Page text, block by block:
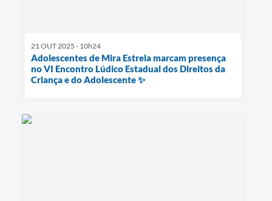
21 OUT 2025 - 10h24
Adolescentes de Mira Estrela marcam presença
no VI Encontro Lúdico Estadual dos Direitos da
Criança e do Adolescente ✨